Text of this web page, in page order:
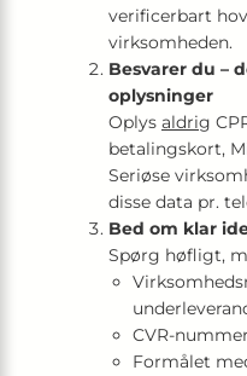
verificerbart
virksomheden.
Besvarer du –
oplysninger
Oplys aldrig
betalingskort,
Seriøse
disse data pr.
Bed om klar
Spørg høfligt,
CVR-nummer
Formålet